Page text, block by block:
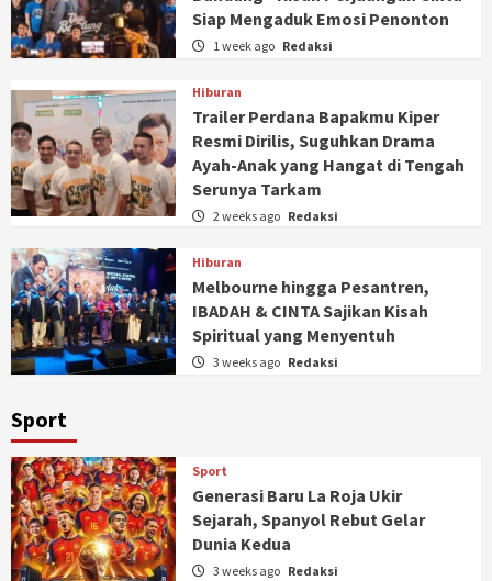
Siap Mengaduk Emosi Penonton
1 week ago Redaksi
Hiburan
Trailer Perdana Bapakmu Kiper
Resmi Dirilis, Suguhkan Drama
Ayah-Anak yang Hangat di Tengah
Serunya Tarkam
2 weeks ago Redaksi
Hiburan
Melbourne hingga Pesantren,
IBADAH & CINTA Sajikan Kisah
Spiritual yang Menyentuh
3 weeks ago Redaksi
Sport
Sport
Generasi Baru La Roja Ukir
Sejarah, Spanyol Rebut Gelar
Dunia Kedua
3 weeks ago Redaksi